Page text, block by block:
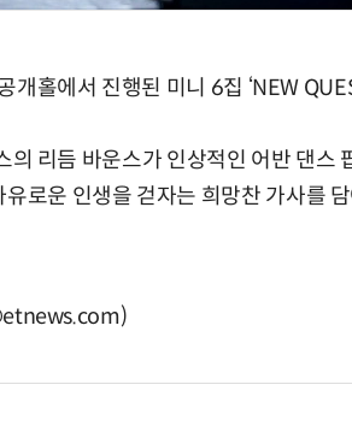
홀에서 진행된 미니 6집 ‘NEW
의 리듬 바운스가 인상적인 어반 댄스
로운 인생을 걷자는 희망찬 가사를